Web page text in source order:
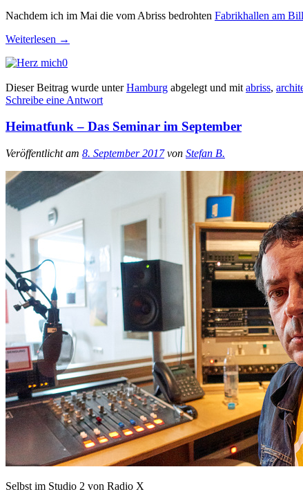
Nachdem ich im Mai die vom Abriss bedrohten Fabrikhallen am
Weiterlesen →
0
Dieser Beitrag wurde unterHamburg abgelegt und mit abriss,
Schreibe eine Antwort
Heimatfunk – Das Seminar im September
Veröffentlicht am 8. September 2017 von Stefan B.
Selbst im Studio 2 von Radio X